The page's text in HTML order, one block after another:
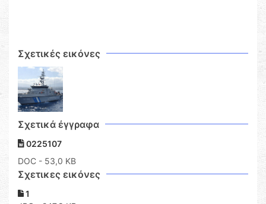
Σχετικές εικόνες
Σχετικά έγγραφα
0225107
DOC - 53,0 KB
Σχετικες εικόνες
1